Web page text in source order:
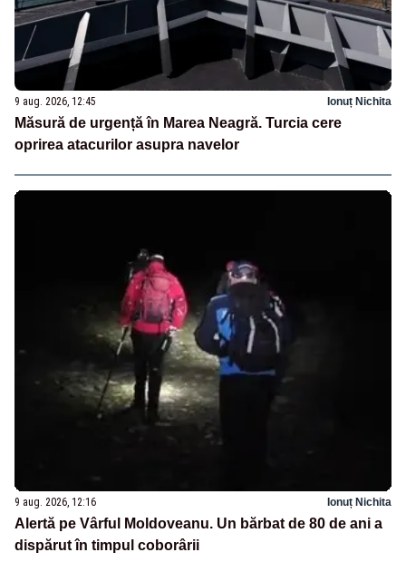
9 aug. 2026, 12:45 Ionuț Nichita
Măsură de urgență în Marea Neagră. Turcia cere
oprirea atacurilor asupra navelor
9 aug. 2026, 12:16 Ionuț Nichita
Alertă pe Vârful Moldoveanu. Un bărbat de 80 de ani a
dispărut în timpul coborârii